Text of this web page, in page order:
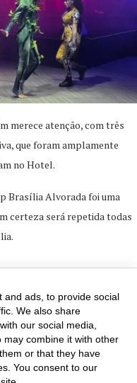
merece atenção, com três
que foram amplamente
no Hotel.
Brasília Alvorada foi uma
certeza será repetida todas
and ads, to provide social
We also share
our social media,
combine it with other
or that they have
You consent to our